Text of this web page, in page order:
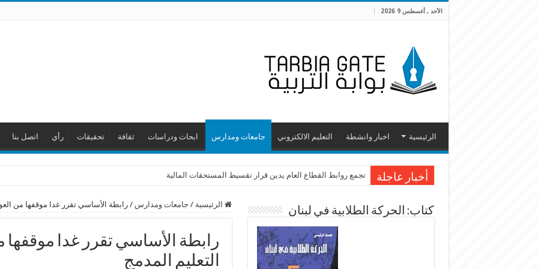
الأحد , أغسطس 9 2026
الرئيسية اخبار وانشطة التعليم الالكتروني جامعات ومدارس ابحاث ودراسات ثقافة تحقيقات رأي اتصل بنا
أخبار عاجلة تجمع روابط القطاع العام يدين قرار تقسيط المستحقات المالية
الرئيسية / جامعات ومدارس / رابطة الأساسي تقرر غدا موقفها من
رابطة الأساسي تقرر غدا موقفها
التعليم المدمج
كتاب: الحركة الطلابية في لبنان